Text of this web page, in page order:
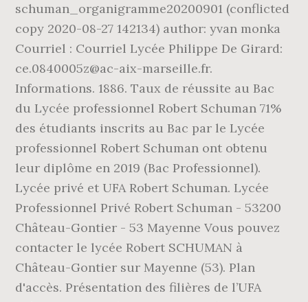
schuman_organigramme20200901 (conflicted
copy 2020-08-27 142134) author: yvan monka
Courriel : Courriel Lycée Philippe De Girard:
ce.0840005z@ac-aix-marseille.fr.
Informations. 1886. Taux de réussite au Bac
du Lycée professionnel Robert Schuman 71%
des étudiants inscrits au Bac par le Lycée
professionnel Robert Schuman ont obtenu
leur diplôme en 2019 (Bac Professionnel).
Lycée privé et UFA Robert Schuman. Lycée
Professionnel Privé Robert Schuman - 53200
Château-Gontier - 53 Mayenne Vous pouvez
contacter le lycée Robert SCHUMAN à
Château-Gontier sur Mayenne (53). Plan
d'accès. Présentation des filières de l’UFA